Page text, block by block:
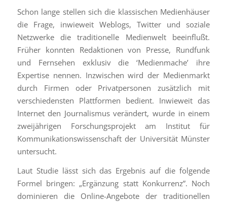
Schon lange stellen sich die klassischen Medienhäuser
die Frage, inwieweit Weblogs, Twitter und soziale
Netzwerke die traditionelle Medienwelt beeinflußt.
Früher konnten Redaktionen von Presse, Rundfunk
und Fernsehen exklusiv die ‘Medienmache’ ihre
Expertise nennen. Inzwischen wird der Medienmarkt
durch Firmen oder Privatpersonen zusätzlich mit
verschiedensten Plattformen bedient. Inwieweit das
Internet den Journalismus verändert, wurde in einem
zweijährigen Forschungsprojekt am Institut für
Kommunikationswissenschaft der Universität Münster
untersucht.
Laut Studie lässt sich das Ergebnis auf die folgende
Formel bringen: „Ergänzung statt Konkurrenz”. Noch
dominieren die Online-Angebote der traditionellen